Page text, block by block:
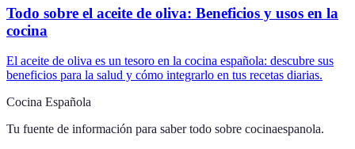
Todo sobre el aceite de oliva: Beneficios y usos en la
cocina
El aceite de oliva es un tesoro en la cocina española: descubre sus
beneficios para la salud y cómo integrarlo en tus recetas diarias.
Cocina Española
Tu fuente de información para saber todo sobre cocinaespanola.